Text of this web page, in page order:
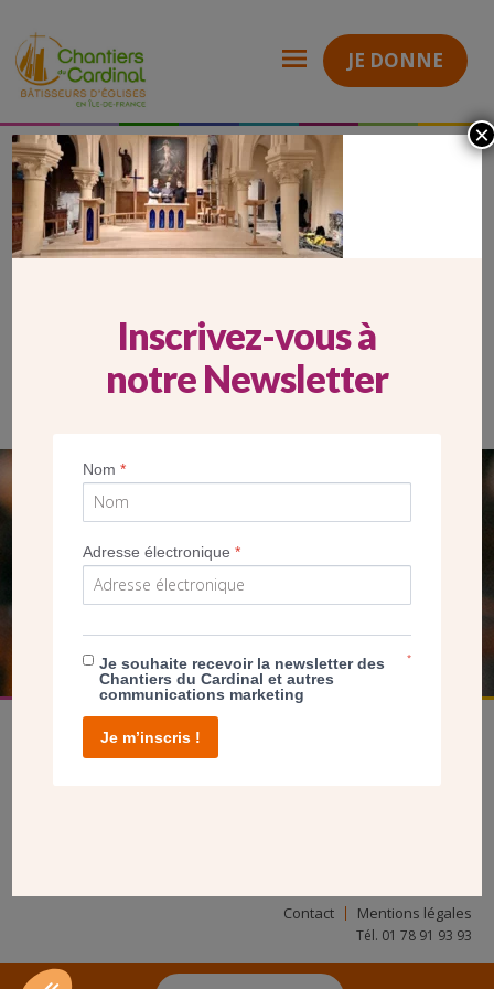
JE DONNE
Chantiers
du
Cardinal
2026_03_06_Carrousel Mobile_stPierrestPaul
2026_03_06_CARROUSEL
MOBILE_STPIERRESTPAUL
SEUL VOTRE DON
NOUS PERMET D’AGIR
Contact Mentions légales
Tél. 01 78 91 93 93
Inscrivez-vous à
notre Newsletter
Nom*
Adresse électronique*
Je souhaite recevoir la newsletter des
Chantiers du Cardinal et autres
communications marketing
*
Je m’inscris !
×